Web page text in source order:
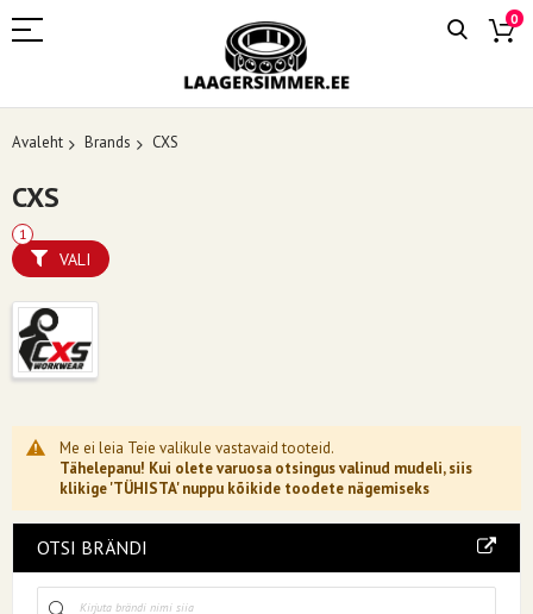
0
Avaleht Brands CXS
CXS
Me ei leia Teie valikule vastavaid tooteid.
Tähelepanu! Kui olete varuosa otsingus valinud mudeli, siis
klikige 'TÜHISTA' nuppu kõikide toodete nägemiseks
VALI
OTSI BRÄNDI